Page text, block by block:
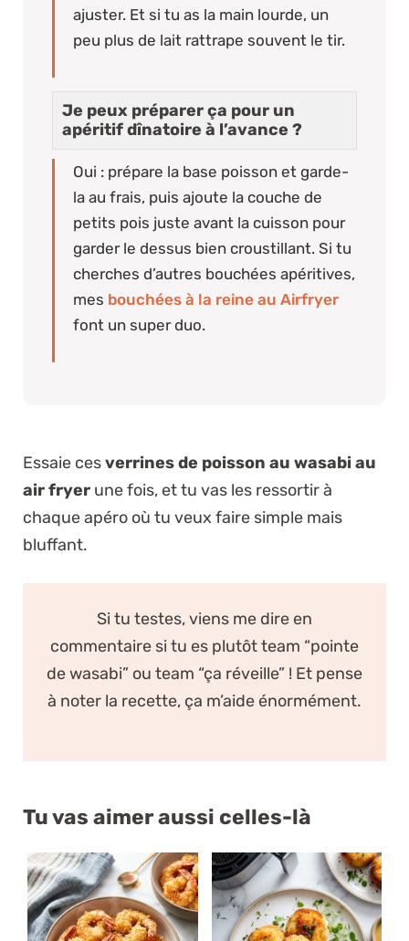
ajuster. Et si tu as la main lourde, un
peu plus de lait rattrape souvent le tir.
Je peux préparer ça pour un
apéritif dînatoire à l’avance ?
Oui : prépare la base poisson et garde-
la au frais, puis ajoute la couche de
petits pois juste avant la cuisson pour
garder le dessus bien croustillant. Si tu
cherches d’autres bouchées apéritives,
mes bouchées à la reine au Airfryer
font un super duo.
Essaie cesverrines de poisson au wasabi au
air fryer une fois, et tu vas les ressortir à
chaque apéro où tu veux faire simple mais
bluffant.
Si tu testes, viens me dire en
commentaire si tu es plutôt team “pointe
de wasabi” ou team “ça réveille” ! Et pense
à noter la recette, ça m’aide énormément.
Tu vas aimer aussi celles-là